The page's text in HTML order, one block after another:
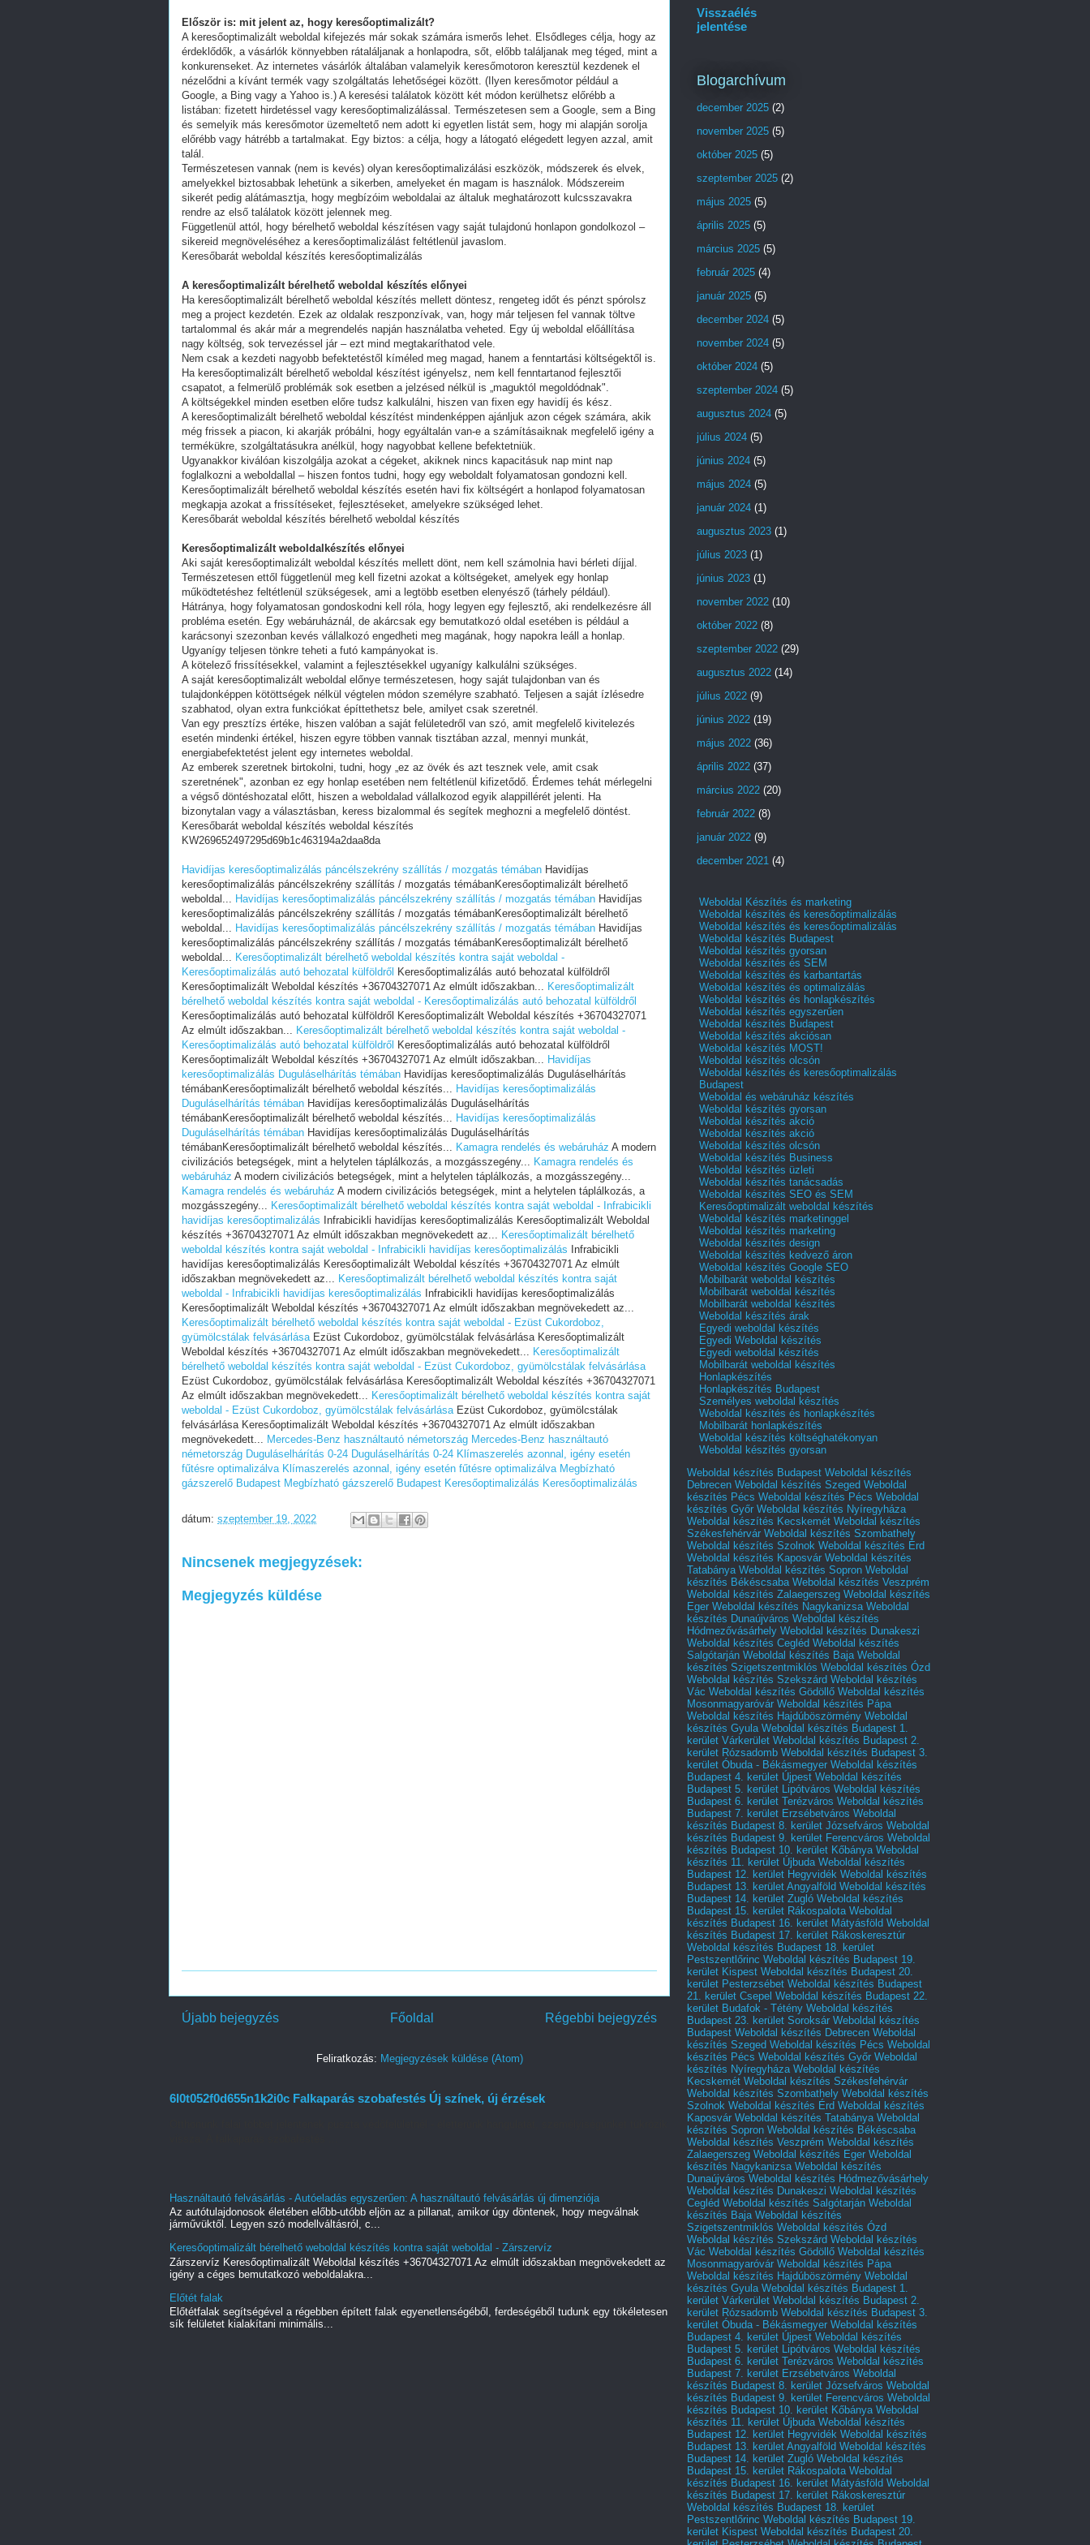
Először is: mit jelent az, hogy keresőoptimalizált?
A keresőoptimalizált weboldal kifejezés már sokak számára ismerős lehet. Elsődleges célja, hogy az
érdeklődők, a vásárlók könnyebben rátaláljanak a honlapodra, sőt, előbb találjanak meg téged, mint a
konkurenseket. Az internetes vásárlók általában valamelyik keresőmotoron keresztül kezdenek el
nézelődni a kívánt termék vagy szolgáltatás lehetőségei között. (Ilyen keresőmotor például a
Google, a Bing vagy a Yahoo is.) A keresési találatok között két módon kerülhetsz előrébb a
listában: fizetett hirdetéssel vagy keresőoptimalizálással. Természetesen sem a Google, sem a Bing
és semelyik más keresőmotor üzemeltető nem adott ki egyetlen listát sem, hogy mi alapján sorolja
előrébb vagy hátrébb a tartalmakat. Egy biztos: a célja, hogy a látogató elégedett legyen azzal, amit
talál.
Természetesen vannak (nem is kevés) olyan keresőoptimalizálási eszközök, módszerek és elvek,
amelyekkel biztosabbak lehetünk a sikerben, amelyeket én magam is használok. Módszereim
sikerét pedig alátámasztja, hogy megbízóim weboldalai az általuk meghatározott kulcsszavakra
rendre az első találatok között jelennek meg.
Függetlenül attól, hogy bérelhető weboldal készítésen vagy saját tulajdonú honlapon gondolkozol –
sikereid megnöveléséhez a keresőoptimalizálást feltétlenül javaslom.
Keresőbarát weboldal készítés keresőoptimalizálás
A keresőoptimalizált bérelhető weboldal készítés előnyei
Ha keresőoptimalizált bérelhető weboldal készítés mellett döntesz, rengeteg időt és pénzt spórolsz
meg a project kezdetén. Ezek az oldalak reszponzívak, van, hogy már teljesen fel vannak töltve
tartalommal és akár már a megrendelés napján használatba veheted. Egy új weboldal előállítása
nagy költség, sok tervezéssel jár – ezt mind megtakaríthatod vele.
Nem csak a kezdeti nagyobb befektetéstől kíméled meg magad, hanem a fenntartási költségektől is.
Ha keresőoptimalizált bérelhető weboldal készítést igényelsz, nem kell fenntartanod fejlesztői
csapatot, a felmerülő problémák sok esetben a jelzésed nélkül is „maguktól megoldódnak".
A költségekkel minden esetben előre tudsz kalkulálni, hiszen van fixen egy havidíj és kész.
A keresőoptimalizált bérelhető weboldal készítést mindenképpen ajánljuk azon cégek számára, akik
még frissek a piacon, ki akarják próbálni, hogy egyáltalán van-e a számításaiknak megfelelő igény a
termékükre, szolgáltatásukra anélkül, hogy nagyobbat kellene befektetniük.
Ugyanakkor kiválóan kiszolgálja azokat a cégeket, akiknek nincs kapacitásuk nap mint nap
foglalkozni a weboldallal – hiszen fontos tudni, hogy egy weboldalt folyamatosan gondozni kell.
Keresőoptimalizált bérelhető weboldal készítés esetén havi fix költségért a honlapod folyamatosan
megkapja azokat a frissítéseket, fejlesztéseket, amelyekre szükséged lehet.
Keresőbarát weboldal készítés bérelhető weboldal készítés
Keresőoptimalizált weboldalkészítés előnyei
Aki saját keresőoptimalizált weboldal készítés mellett dönt, nem kell számolnia havi bérleti díjjal.
Természetesen ettől függetlenül meg kell fizetni azokat a költségeket, amelyek egy honlap
működtetéshez feltétlenül szükségesek, ami a legtöbb esetben elenyésző (tárhely például).
Hátránya, hogy folyamatosan gondoskodni kell róla, hogy legyen egy fejlesztő, aki rendelkezésre áll
probléma esetén. Egy webáruháznál, de akárcsak egy bemutatkozó oldal esetében is például a
karácsonyi szezonban kevés vállalkozó engedheti meg magának, hogy napokra leáll a honlap.
Ugyanígy teljesen tönkre teheti a futó kampányokat is.
A kötelező frissítésekkel, valamint a fejlesztésekkel ugyanígy kalkulálni szükséges.
A saját keresőoptimalizált weboldal előnye természetesen, hogy saját tulajdonban van és
tulajdonképpen kötöttségek nélkül végtelen módon személyre szabható. Teljesen a saját ízlésedre
szabhatod, olyan extra funkciókat építtethetsz bele, amilyet csak szeretnél.
Van egy presztízs értéke, hiszen valóban a saját felületedről van szó, amit megfelelő kivitelezés
esetén mindenki értékel, hiszen egyre többen vannak tisztában azzal, mennyi munkát,
energiabefektetést jelent egy internetes weboldal.
Az emberek szeretnek birtokolni, tudni, hogy „ez az övék és azt tesznek vele, amit csak
szeretnének", azonban ez egy honlap esetében nem feltétlenül kifizetődő. Érdemes tehát mérlegelni
a végső döntéshozatal előtt, hiszen a weboldalad vállalkozod egyik alappillérét jelenti. Ha
bizonytalan vagy a választásban, keress bizalommal és segítek meghozni a megfelelő döntést.
Keresőbarát weboldal készítés weboldal készítés
KW269652497295d69b1c463194a2daa8da
Havidíjas keresőoptimalizálás páncélszekrény szállítás / mozgatás témában Havidíjas
keresőoptimalizálás páncélszekrény szállítás / mozgatás témábanKeresőoptimalizált bérelhető
weboldal... Havidíjas keresőoptimalizálás páncélszekrény szállítás / mozgatás témában Havidíjas
keresőoptimalizálás páncélszekrény szállítás / mozgatás témábanKeresőoptimalizált bérelhető
weboldal... Havidíjas keresőoptimalizálás páncélszekrény szállítás / mozgatás témában Havidíjas
keresőoptimalizálás páncélszekrény szállítás / mozgatás témábanKeresőoptimalizált bérelhető
weboldal... Keresőoptimalizált bérelhető weboldal készítés kontra saját weboldal -
Keresőoptimalizálás autó behozatal külföldről Keresőoptimalizálás autó behozatal külföldről
Keresőoptimalizált Weboldal készítés +36704327071 Az elmúlt időszakban... Keresőoptimalizált
bérelhető weboldal készítés kontra saját weboldal - Keresőoptimalizálás autó behozatal külföldről
Keresőoptimalizálás autó behozatal külföldről Keresőoptimalizált Weboldal készítés +36704327071
Az elmúlt időszakban... Keresőoptimalizált bérelhető weboldal készítés kontra saját weboldal -
Keresőoptimalizálás autó behozatal külföldről Keresőoptimalizálás autó behozatal külföldről
Keresőoptimalizált Weboldal készítés +36704327071 Az elmúlt időszakban... Havidíjas
keresőoptimalizálás Duguláselhárítás témában Havidíjas keresőoptimalizálás Duguláselhárítás
témábanKeresőoptimalizált bérelhető weboldal készítés... Havidíjas keresőoptimalizálás
Duguláselhárítás témában Havidíjas keresőoptimalizálás Duguláselhárítás
témábanKeresőoptimalizált bérelhető weboldal készítés... Havidíjas keresőoptimalizálás
Duguláselhárítás témában Havidíjas keresőoptimalizálás Duguláselhárítás
témábanKeresőoptimalizált bérelhető weboldal készítés... Kamagra rendelés és webáruház A modern
civilizációs betegségek, mint a helytelen táplálkozás, a mozgásszegény... Kamagra rendelés és
webáruház A modern civilizációs betegségek, mint a helytelen táplálkozás, a mozgásszegény...
Kamagra rendelés és webáruház A modern civilizációs betegségek, mint a helytelen táplálkozás, a
mozgásszegény... Keresőoptimalizált bérelhető weboldal készítés kontra saját weboldal - Infrabicikli
havidíjas keresőoptimalizálás Infrabicikli havidíjas keresőoptimalizálás Keresőoptimalizált Weboldal
készítés +36704327071 Az elmúlt időszakban megnövekedett az... Keresőoptimalizált bérelhető
weboldal készítés kontra saját weboldal - Infrabicikli havidíjas keresőoptimalizálás Infrabicikli
havidíjas keresőoptimalizálás Keresőoptimalizált Weboldal készítés +36704327071 Az elmúlt
időszakban megnövekedett az... Keresőoptimalizált bérelhető weboldal készítés kontra saját
weboldal - Infrabicikli havidíjas keresőoptimalizálás Infrabicikli havidíjas keresőoptimalizálás
Keresőoptimalizált Weboldal készítés +36704327071 Az elmúlt időszakban megnövekedett az...
Keresőoptimalizált bérelhető weboldal készítés kontra saját weboldal - Ezüst Cukordoboz,
gyümölcstálak felvásárlásaEzüst Cukordoboz, gyümölcstálak felvásárlása Keresőoptimalizált
Weboldal készítés +36704327071 Az elmúlt időszakban megnövekedett... Keresőoptimalizált
bérelhető weboldal készítés kontra saját weboldal - Ezüst Cukordoboz, gyümölcstálak felvásárlása
Ezüst Cukordoboz, gyümölcstálak felvásárlása Keresőoptimalizált Weboldal készítés +36704327071
Az elmúlt időszakban megnövekedett... Keresőoptimalizált bérelhető weboldal készítés kontra saját
weboldal - Ezüst Cukordoboz, gyümölcstálak felvásárlásaEzüst Cukordoboz, gyümölcstálak
felvásárlása Keresőoptimalizált Weboldal készítés +36704327071 Az elmúlt időszakban
megnövekedett... Mercedes-Benz használtautó németország Mercedes-Benz használtautó
németország Duguláselhárítás 0-24 Duguláselhárítás 0-24 Klímaszerelés azonnal, igény esetén
fűtésre optimalizálva Klímaszerelés azonnal, igény esetén fűtésre optimalizálva Megbízható
gázszerelő Budapest Megbízható gázszerelő Budapest Keresőoptimalizálás Keresőoptimalizálás
dátum: szeptember 19, 2022
Nincsenek megjegyzések:
Megjegyzés küldése
Újabb bejegyzés Régebbi bejegyzés
Főoldal
Feliratkozás: Megjegyzések küldése (Atom)
6l0t052f0d655n1k2i0c Falkaparás szobafestés Új színek, új érzések
Használtautó felvásárlás - Autóeladás egyszerűen: A használtautó felvásárlás új dimenziója
Az autótulajdonosok életében előbb-utóbb eljön az a pillanat, amikor úgy döntenek, hogy megválnak
járművüktől. Legyen szó modellváltásról, c...
Keresőoptimalizált bérelhető weboldal készítés kontra saját weboldal - Zárszervíz
Zárszervíz Keresőoptimalizált Weboldal készítés +36704327071 Az elmúlt időszakban megnövekedett az
igény a céges bemutatkozó weboldalakra...
Előtét falak
Előtétfalak segítségével a régebben épített falak egyenetlenségéből, ferdeségéből tudunk egy tökéletesen
sík felületet kialakítani minimális...
Visszaélés
jelentése
Blogarchívum
december 2025 (2)
november 2025 (5)
október 2025 (5)
szeptember 2025 (2)
május 2025 (5)
április 2025 (5)
március 2025 (5)
február 2025 (4)
január 2025 (5)
december 2024 (5)
november 2024 (5)
október 2024 (5)
szeptember 2024 (5)
augusztus 2024 (5)
július 2024 (5)
június 2024 (5)
május 2024 (5)
január 2024 (1)
augusztus 2023 (1)
július 2023 (1)
június 2023 (1)
november 2022 (10)
október 2022 (8)
szeptember 2022 (29)
augusztus 2022 (14)
július 2022 (9)
június 2022 (19)
május 2022 (36)
április 2022 (37)
március 2022 (20)
február 2022 (8)
január 2022 (9)
december 2021 (4)
Weboldal Készítés és marketing
Weboldal készítés és keresőoptimalizálás
Weboldal készítés és keresőoptimalizálás
Weboldal készítés Budapest
Weboldal készítés gyorsan
Weboldal készítés és SEM
Weboldal készítés és karbantartás
Weboldal készítés és optimalizálás
Weboldal készítés és honlapkészítés
Weboldal készítés egyszerűen
Weboldal készítés Budapest
Weboldal készítés akciósan
Weboldal készítés MOST!
Weboldal készítés olcsón
Weboldal készítés és keresőoptimalizálás
Budapest
Weboldal és webáruház készítés
Weboldal készítés gyorsan
Weboldal készítés akció
Weboldal készítés akció
Weboldal készítés olcsón
Weboldal készítés Business
Weboldal készítés üzleti
Weboldal készítés tanácsadás
Weboldal készítés SEO és SEM
Keresőoptimalizált weboldal készítés
Weboldal készítés marketinggel
Weboldal készítés marketing
Weboldal készítés design
Weboldal készítés kedvező áron
Weboldal készítés Google SEO
Mobilbarát weboldal készítés
Mobilbarát weboldal készítés
Mobilbarát weboldal készítés
Weboldal készítés árak
Egyedi weboldal készítés
Egyedi Weboldal készítés
Egyedi weboldal készítés
Mobilbarát weboldal készítés
Honlapkészítés
Honlapkészítés Budapest
Személyes weboldal készítés
Weboldal készítés és honlapkészítés
Mobilbarát honlapkészítés
Weboldal készítés költséghatékonyan
Weboldal készítés gyorsan
Weboldal készítés Budapest Weboldal készítés
Debrecen Weboldal készítés Szeged Weboldal
készítés Pécs Weboldal készítés Pécs Weboldal
készítés Győr Weboldal készítés Nyíregyháza
Weboldal készítés Kecskemét Weboldal készítés
Székesfehérvár Weboldal készítés Szombathely
Weboldal készítés Szolnok Weboldal készítés Érd
Weboldal készítés Kaposvár Weboldal készítés
Tatabánya Weboldal készítés Sopron Weboldal
készítés Békéscsaba Weboldal készítés Veszprém
Weboldal készítés Zalaegerszeg Weboldal készítés
Eger Weboldal készítés Nagykanizsa Weboldal
készítés Dunaújváros Weboldal készítés
Hódmezővásárhely Weboldal készítés Dunakeszi
Weboldal készítés Cegléd Weboldal készítés
Salgótarján Weboldal készítés Baja Weboldal
készítés Szigetszentmiklós Weboldal készítés Ózd
Weboldal készítés Szekszárd Weboldal készítés
Vác Weboldal készítés Gödöllő Weboldal készítés
Mosonmagyaróvár Weboldal készítés Pápa
Weboldal készítés Hajdúböszörmény Weboldal
készítés Gyula Weboldal készítés Budapest 1.
kerület Várkerület Weboldal készítés Budapest 2.
kerület Rózsadomb Weboldal készítés Budapest 3.
kerület Óbuda - Békásmegyer Weboldal készítés
Budapest 4. kerület Újpest Weboldal készítés
Budapest 5. kerület Lipótváros Weboldal készítés
Budapest 6. kerület Terézváros Weboldal készítés
Budapest 7. kerület Erzsébetváros Weboldal
készítés Budapest 8. kerület Józsefváros Weboldal
készítés Budapest 9. kerület Ferencváros Weboldal
készítés Budapest 10. kerület Kőbánya Weboldal
készítés 11. kerület Újbuda Weboldal készítés
Budapest 12. kerület Hegyvidék Weboldal készítés
Budapest 13. kerület Angyalföld Weboldal készítés
Budapest 14. kerület Zugló Weboldal készítés
Budapest 15. kerület Rákospalota Weboldal
készítés Budapest 16. kerület Mátyásföld Weboldal
készítés Budapest 17. kerület Rákoskeresztúr
Weboldal készítés Budapest 18. kerület
Pestszentlőrinc Weboldal készítés Budapest 19.
kerület Kispest Weboldal készítés Budapest 20.
kerület Pesterzsébet Weboldal készítés Budapest
21. kerület Csepel Weboldal készítés Budapest 22.
kerület Budafok - Tétény Weboldal készítés
Budapest 23. kerület Soroksár Weboldal készítés
Budapest Weboldal készítés Debrecen Weboldal
készítés Szeged Weboldal készítés Pécs Weboldal
készítés Pécs Weboldal készítés Győr Weboldal
készítés Nyíregyháza Weboldal készítés
Kecskemét Weboldal készítés Székesfehérvár
Weboldal készítés Szombathely Weboldal készítés
Szolnok Weboldal készítés Érd Weboldal készítés
Kaposvár Weboldal készítés Tatabánya Weboldal
készítés Sopron Weboldal készítés Békéscsaba
Weboldal készítés Veszprém Weboldal készítés
Zalaegerszeg Weboldal készítés Eger Weboldal
készítés Nagykanizsa Weboldal készítés
Dunaújváros Weboldal készítés Hódmezővásárhely
Weboldal készítés Dunakeszi Weboldal készítés
Cegléd Weboldal készítés Salgótarján Weboldal
készítés Baja Weboldal készítés
Szigetszentmiklós Weboldal készítés Ózd
Weboldal készítés Szekszárd Weboldal készítés
Vác Weboldal készítés Gödöllő Weboldal készítés
Mosonmagyaróvár Weboldal készítés Pápa
Weboldal készítés Hajdúböszörmény Weboldal
készítés Gyula Weboldal készítés Budapest 1.
kerület Várkerület Weboldal készítés Budapest 2.
kerület Rózsadomb Weboldal készítés Budapest 3.
kerület Óbuda - Békásmegyer Weboldal készítés
Budapest 4. kerület Újpest Weboldal készítés
Budapest 5. kerület Lipótváros Weboldal készítés
Budapest 6. kerület Terézváros Weboldal készítés
Budapest 7. kerület Erzsébetváros Weboldal
készítés Budapest 8. kerület Józsefváros Weboldal
készítés Budapest 9. kerület Ferencváros Weboldal
készítés Budapest 10. kerület Kőbánya Weboldal
készítés 11. kerület Újbuda Weboldal készítés
Budapest 12. kerület Hegyvidék Weboldal készítés
Budapest 13. kerület Angyalföld Weboldal készítés
Budapest 14. kerület Zugló Weboldal készítés
Budapest 15. kerület Rákospalota Weboldal
készítés Budapest 16. kerület Mátyásföld Weboldal
készítés Budapest 17. kerület Rákoskeresztúr
Weboldal készítés Budapest 18. kerület
Pestszentlőrinc Weboldal készítés Budapest 19.
kerület Kispest Weboldal készítés Budapest 20.